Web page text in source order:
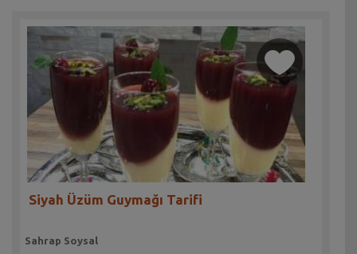
Siyah Üzüm Guymağı Tarifi
Sahrap Soysal